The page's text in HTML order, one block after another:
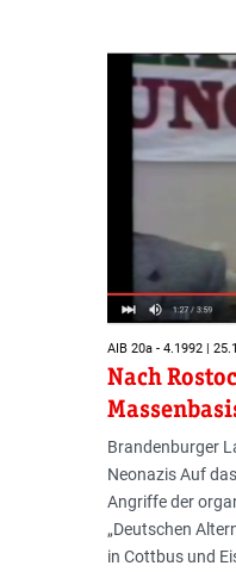
AIB 20a - 4.1992 |
Nach
Brandenburger
Neonazis Auf
Angriffe der
„Deutschen
in Cottbus und